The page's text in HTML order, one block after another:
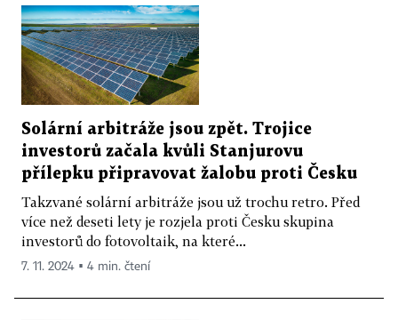
Solární arbitráže jsou zpět. Trojice
investorů začala kvůli Stanjurovu
přílepku připravovat žalobu proti Česku
Takzvané solární arbitráže jsou už trochu retro. Před
více než deseti lety je rozjela proti Česku skupina
investorů do fotovoltaik, na které...
7. 11. 2024 ▪ 4 min. čtení